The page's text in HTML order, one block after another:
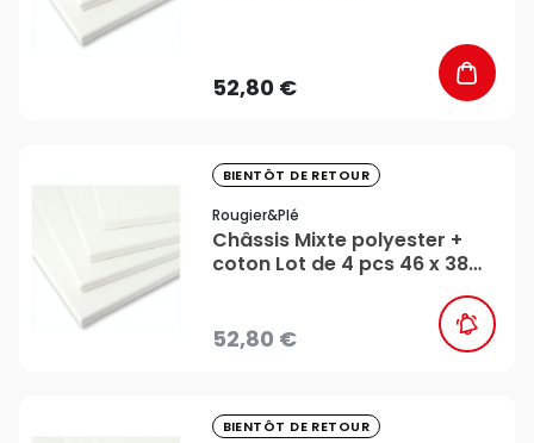
52,80 €
BIENTÔT DE RETOUR
Rougier&plé
Châssis Mixte polyester +
coton Lot de 4 pcs 46 x 38
52,80 €
BIENTÔT DE RETOUR